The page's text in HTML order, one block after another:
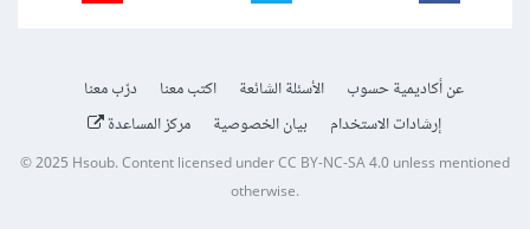
عن أكاديمية حسوب الأسئلة الشائعة اكتب معنا
درّب معنا
إرشادات الاستخدام
بيان الخصوصية مركز المساعدة
© 2025Hsoub.Content licensed underCC BY-NC-SA 4.0unless mentioned
otherwise.